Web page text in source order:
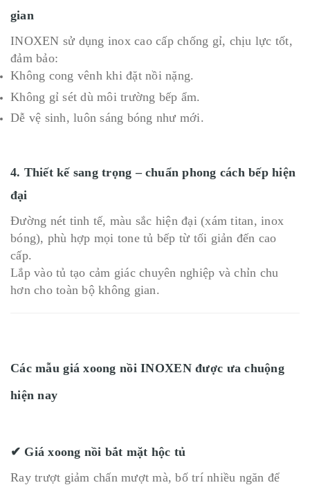
gian
INOXEN sử dụng inox cao cấp chống gỉ, chịu lực tốt,
đảm bảo:
Không cong vênh khi đặt nồi nặng.
Không gỉ sét dù môi trường bếp ẩm.
Dễ vệ sinh, luôn sáng bóng như mới.
4. Thiết kế sang trọng – chuẩn phong cách bếp hiện
đại
Đường nét tinh tế, màu sắc hiện đại (xám titan, inox
bóng), phù hợp mọi tone tủ bếp từ tối giản đến cao
cấp.
Lắp vào tủ tạo cảm giác chuyên nghiệp và chỉn chu
hơn cho toàn bộ không gian.
Các mẫu giá xoong nồi INOXEN được ưa chuộng
hiện nay
✔ Giá xoong nồi bắt mặt hộc tủ
Ray trượt giảm chấn mượt mà, bố trí nhiều ngăn để